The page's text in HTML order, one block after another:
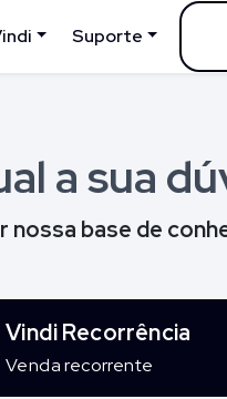
Suporte
a sua
nossa base de
Vindi Recorrência
Venda recorrente